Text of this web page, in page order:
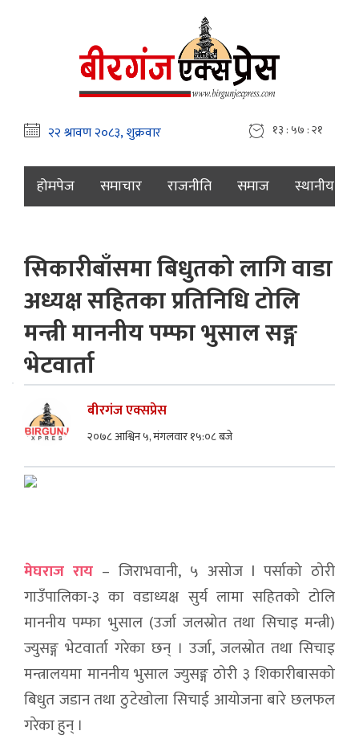
१३ : ५७ : २२
होमपेज समाचार राजनीति समाज स्थानीय
सिकारीबाँसमा बिधुतको लागि वाडा
अध्यक्ष सहितका प्रतिनिधि टोलि
मन्त्री माननीय पम्फा भुसाल सङ्ग
भेटवार्ता
बीरगंज एक्सप्रेस
२०७८ आश्विन ५, मंगलवार १५:०८ बजे
मेघराज राय – जिराभवानी, ५ असोज l पर्साको ठोरी
गाउँपालिका-३ का वडाध्यक्ष सुर्य लामा सहितको टोलि
माननीय पम्फा भुसाल (उर्जा जलस्रोत तथा सिचाइ मन्त्री)
ज्युसङ्ग भेटवार्ता गरेका छन् । उर्जा, जलस्रोत तथा सिचाइ
मन्त्रालयमा माननीय भुसाल ज्युसङ्ग ठोरी ३ शिकारीबासको
बिधुत जडान तथा ठुटेखोला सिचाई आयोजना बारे छलफल
गरेका हुन् ।